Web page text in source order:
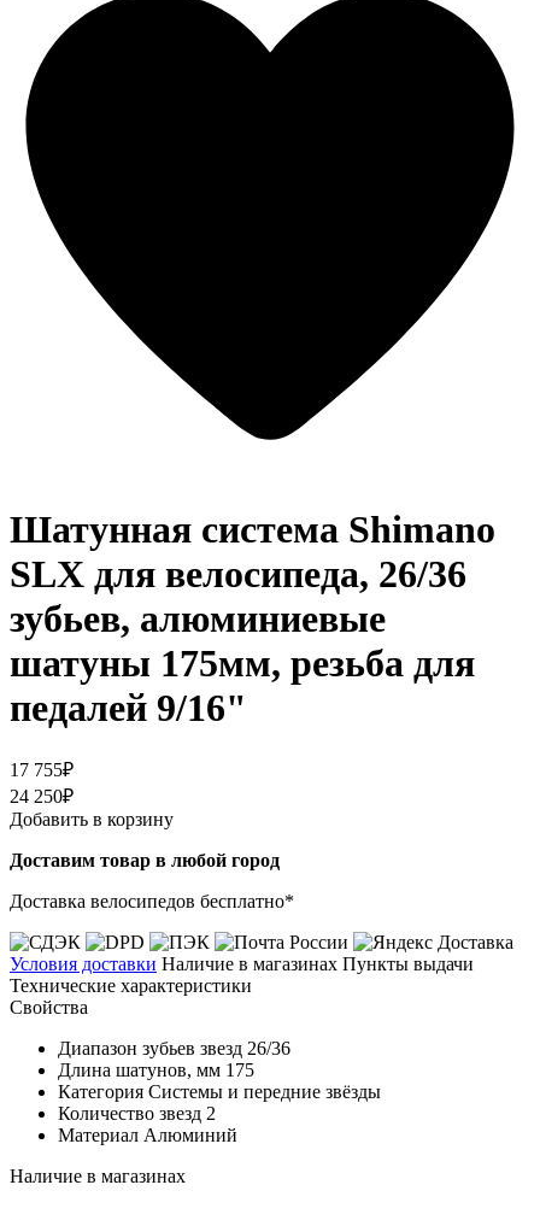
Шатунная система Shimano
SLX для велосипеда, 26/36
зубьев, алюминиевые
шатуны 175мм, резьба для
педалей 9/16"
17 755₽
24 250₽
Добавить в корзину
Доставим товар в любой город
Доставка велосипедов бесплатно*
Условия доставки Наличие в магазинах Пункты выдачи
Технические характеристики
Свойства
Диапазон зубьев звезд 26/36
Длина шатунов, мм 175
Категория Системы и передние звёзды
Количество звезд 2
Материал Алюминий
Наличие в магазинах